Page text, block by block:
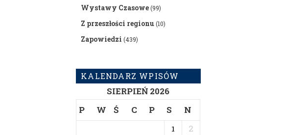
Wystawy Czasowe(99)
Z przeszłości regionu(10)
Zapowiedzi (439)
KALENDARZ WPISÓW
SIERPIEŃ 2026
P
W Ś C P S N
1
2